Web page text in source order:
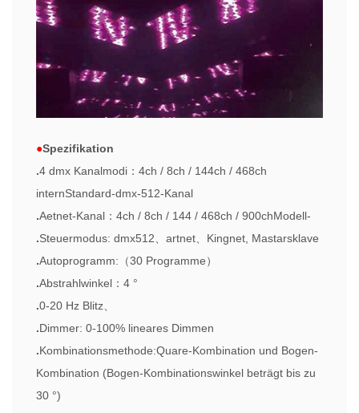
●Spezifikation
.4 dmx Kanalmodi ： 4ch / 8ch / 144ch / 468ch
internStandard-dmx-512-Kanal
.Aetnet-Kanal ： 4ch / 8ch / 144 / 468ch / 900chModell-
.Steuermodus: dmx512、 artnet、 Kingnet, Mastarsklave
.Autoprogramm: （30 Programme）
.Abstrahlwinkel ： 4 °
.0-20 Hz Blitz、
.Dimmer: 0-100% lineares Dimmen
.Kombinationsmethode:Quare-Kombination und Bogen-
Kombination (Bogen-Kombinationswinkel beträgt bis zu
30 °)